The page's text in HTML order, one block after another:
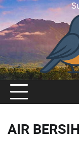
Skip
to
content
AIR